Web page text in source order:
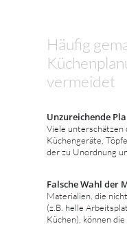
Häufig
vermeidet
Unzureichende
Viele unterschätzen
Küchengeräte,
der zu Unordnung
Falsche Wahl der
Materialien, die
(z.B. helle
Küchen), können